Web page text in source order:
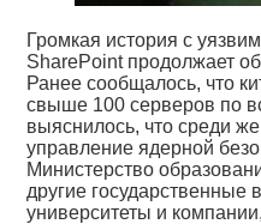
Громкая история с
SharePoint продолжает
Ранее сообщалось, что
свыше 100 серверов по
выяснилось, что среди
управление ядерной
Министерство
другие государственные
университеты и